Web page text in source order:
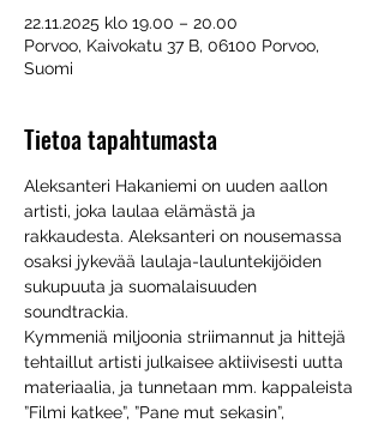
22.11.2025 klo 19.00 – 20.00
Porvoo, Kaivokatu 37 B, 06100 Porvoo,
Suomi
Tietoa tapahtumasta
Aleksanteri Hakaniemi on uuden aallon
artisti, joka laulaa elämästä ja
rakkaudesta. Aleksanteri on nousemassa
osaksi jykevää laulaja-lauluntekijöiden
sukupuuta ja suomalaisuuden
soundtrackia.
Kymmeniä miljoonia striimannut ja hittejä
tehtaillut artisti julkaisee aktiivisesti uutta
materiaalia, ja tunnetaan mm. kappaleista
”Filmi katkee”, ”Pane mut sekasin”,